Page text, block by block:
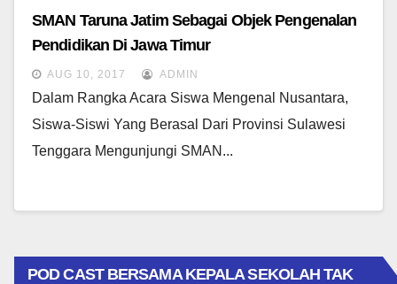
SMAN Taruna Jatim Sebagai Objek Pengenalan
Pendidikan Di Jawa Timur
AUG 10, 2017 ADMIN
Dalam Rangka Acara Siswa Mengenal Nusantara,
Siswa-Siswi Yang Berasal Dari Provinsi Sulawesi
Tenggara Mengunjungi SMAN...
POD CAST BERSAMA KEPALA SEKOLAH TAK